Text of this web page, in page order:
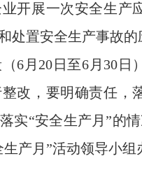
开展一次安全生产
处置安全生产事故的
月20日至6月30日
改，要明确责任，
实“安全生产月”的
生产月”活动领导小组